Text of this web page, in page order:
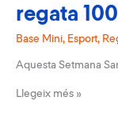
regata
Base Mini, Esport,
Aquesta Setmana
Èxit
Llegeix més »